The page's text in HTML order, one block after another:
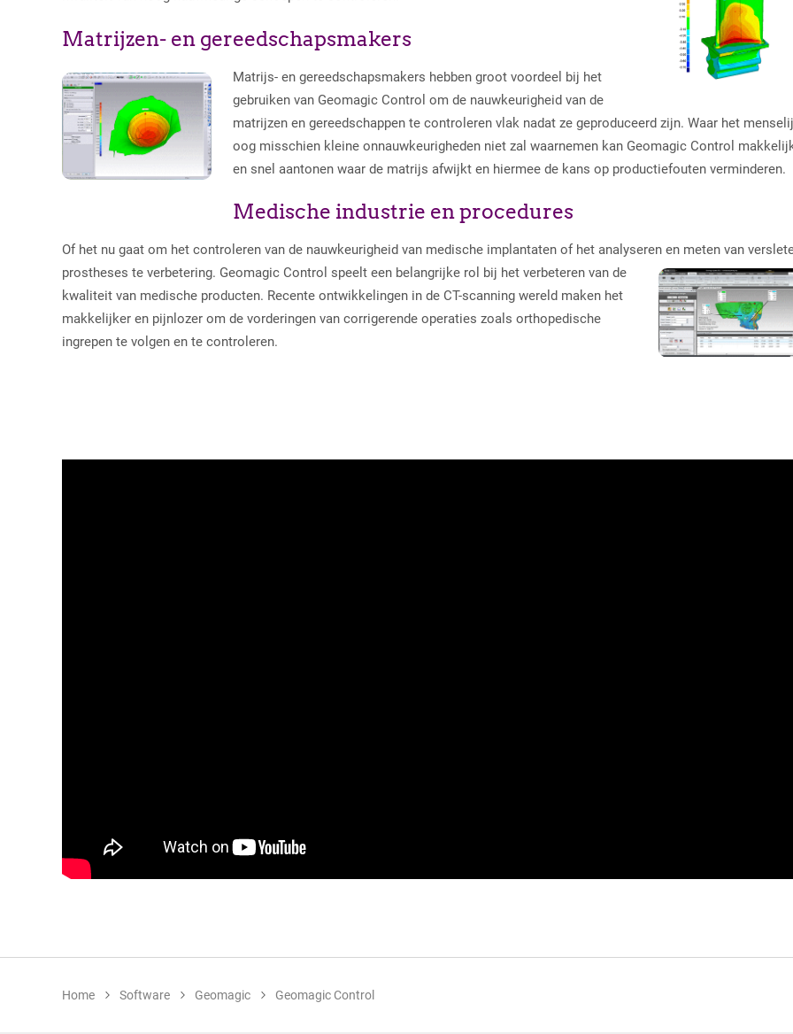
Matrijzen- en gereedschapsmakers
Matrijs- en gereedschapsmakers hebben groot voordeel bij het
gebruiken van Geomagic Control om de nauwkeurigheid van de
matrijzen en gereedschappen te controleren vlak nadat ze geproduceerd zijn. Waar het
oog misschien kleine onnauwkeurigheden niet zal waarnemen kan Geomagic Control
en snel aantonen waar de matrijs afwijkt en hiermee de kans op productiefouten verminderen.
Medische industrie en procedures
Of het nu gaat om het controleren van de nauwkeurigheid van medische implantaten of het analyseren en meten van
prostheses te verbetering. Geomagic Control speelt een belangrijke rol bij het verbeteren van de
kwaliteit van medische producten. Recente ontwikkelingen in de CT-scanning wereld maken het
makkelijker en pijnlozer om de vorderingen van corrigerende operaties zoals orthopedische
ingrepen te volgen en te controleren.
Home Software Geomagic Geomagic Control